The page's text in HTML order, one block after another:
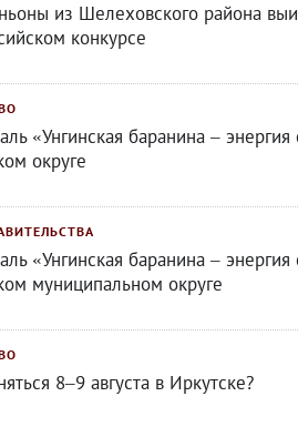
из Шелеховского района
конкурсе
«Унгинская баранина –
округе
«Унгинская баранина –
муниципальном округе
8–9 августа в Иркутске?